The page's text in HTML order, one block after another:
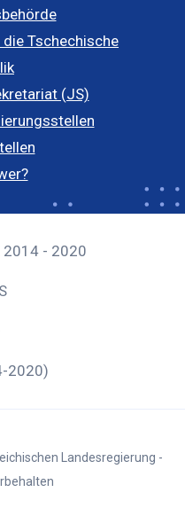
Tschechische
(JS)
2014 - 2020
2020)
Landesregierung -